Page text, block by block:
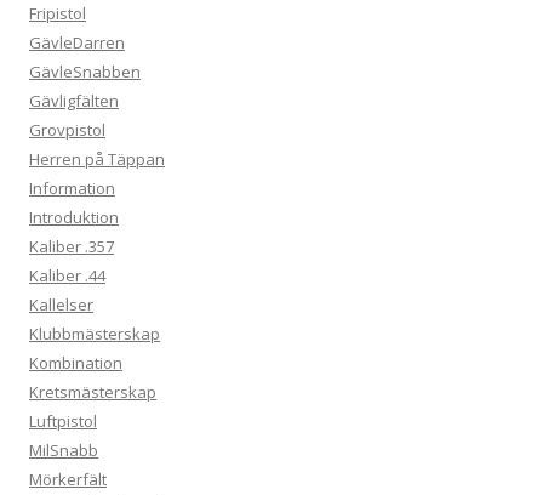
Fripistol
GävleDarren
GävleSnabben
Gävligfälten
Grovpistol
Herren på Täppan
Information
Introduktion
Kaliber .357
Kaliber .44
Kallelser
Klubbmästerskap
Kombination
Kretsmästerskap
Luftpistol
MilSnabb
Mörkerfält